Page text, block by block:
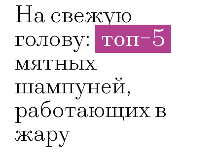
На свежую
голову: топ-5
мятных
шампуней,
работающих в
жару